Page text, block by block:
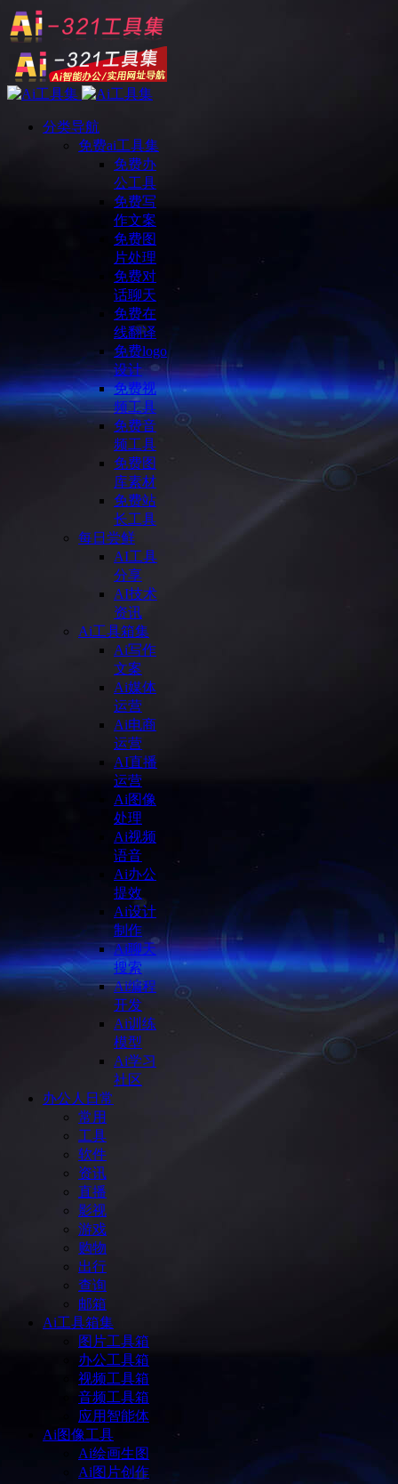
分类导航
免费ai工具集
免费办
公工具
免费写
作文案
免费图
片处理
免费对
话聊天
免费在
线翻译
免费logo
设计
免费视
频工具
免费音
频工具
免费图
库素材
免费站
长工具
每日尝鲜
AI工具
分享
AI技术
资讯
Ai工具箱集
Ai写作
文案
Ai媒体
运营
Ai电商
运营
AI直播
运营
Ai图像
处理
Ai视频
语音
Ai办公
提效
Ai设计
制作
Ai聊天
搜索
Ai编程
开发
Ai训练
模型
Ai学习
社区
办公人日常
常用
工具
软件
资讯
直播
影视
游戏
购物
出行
查询
邮箱
Ai工具箱集
图片工具箱
办公工具箱
视频工具箱
音频工具箱
应用智能体
Ai图像工具
Ai绘画生图
Ai图片创作